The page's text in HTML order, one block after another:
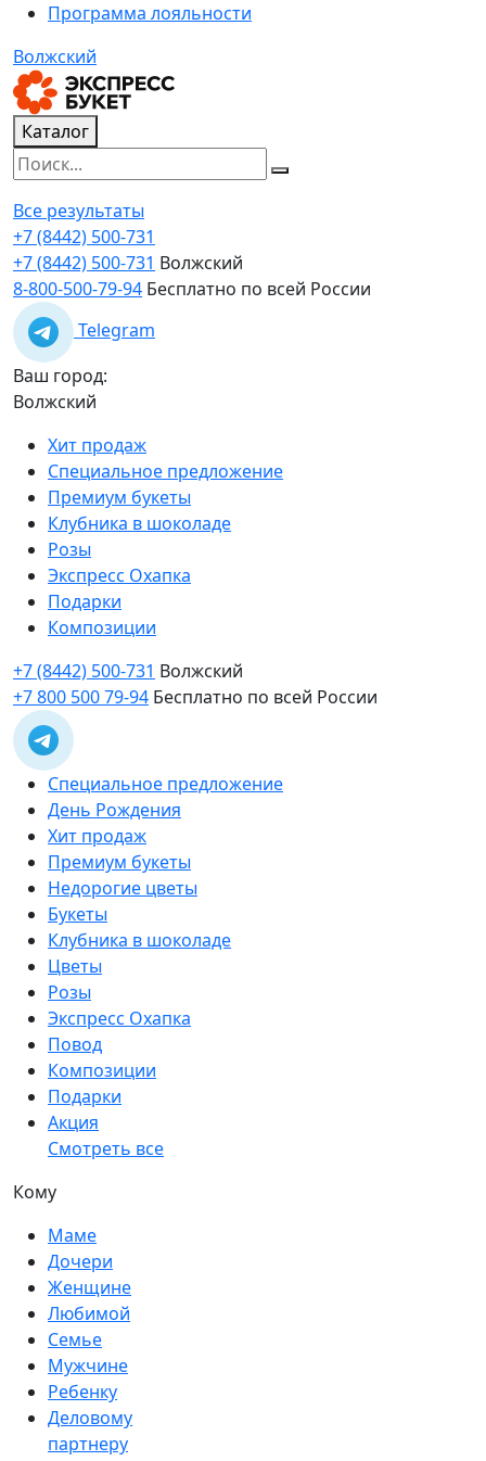
Программа лояльности
Волжский
Каталог
Все результаты
+7 (8442) 500-731
+7 (8442) 500-731 Волжский
8-800-500-79-94 Бесплатно по всей России
Telegram
Ваш город:
Волжский
Хит продаж
Специальное предложение
Премиум букеты
Клубника в шоколаде
Розы
Экспресс Охапка
Подарки
Композиции
+7 (8442) 500-731 Волжский
+7 800 500 79-94 Бесплатно по всей России
Специальное предложение
День Рождения
Хит продаж
Премиум букеты
Недорогие цветы
Букеты
Клубника в шоколаде
Цветы
Розы
Экспресс Охапка
Повод
Композиции
Подарки
Акция
Смотреть все
Кому
Маме
Дочери
Женщине
Любимой
Семье
Мужчине
Ребенку
Деловому
партнеру